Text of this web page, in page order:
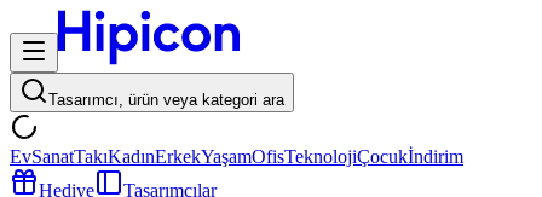
Tasarımcı, ürün veya kategori ara
EvSanatTakıKadınErkekYaşamOfisTeknolojiÇocukİndirim
Hediye
Tasarımcılar